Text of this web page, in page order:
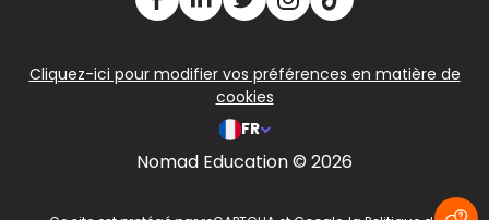
Cliquez-ici pour modifier vos préférences en matière de
cookies
FR
Nomad Education © 2026